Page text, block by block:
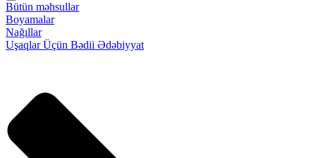
Bütün məhsullar
Boyamalar
Nağıllar
Uşaqlar Üçün Bədii Ədəbiyyat